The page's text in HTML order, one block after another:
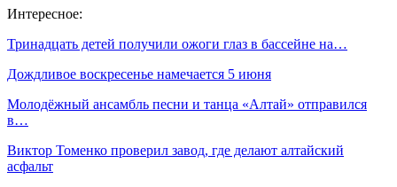
Интересное:
Тринадцать детей получили ожоги глаз в бассейне на…
Дождливое воскресенье намечается 5 июня
Молодёжный ансамбль песни и танца «Алтай» отправился
в…
Виктор Томенко проверил завод, где делают алтайский
асфальт